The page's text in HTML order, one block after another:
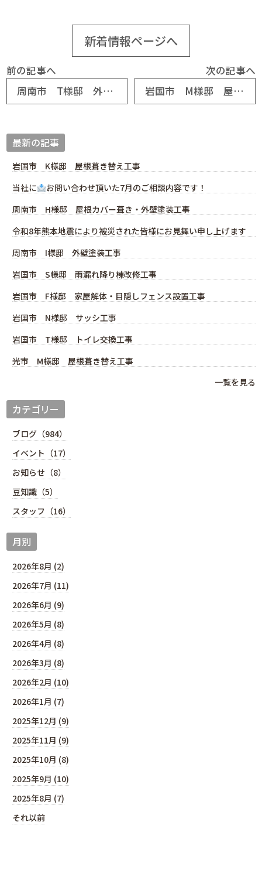
新着情報ページへ
前の記事へ
周南市 T様邸 外壁塗装工事
次の記事へ
岩国市 M様邸 屋根葺き替え工事
最新の記事
岩国市 K様邸 屋根葺き替え工事
当社に
お問い合わせ頂いた7月のご相談内容です！
周南市 H様邸 屋根カバー葺き・外壁塗装工事
令和8年熊本地震により被災された皆様にお見舞い申し上げます
周南市 I様邸 外壁塗装工事
岩国市 S様邸 雨漏れ降り棟改修工事
岩国市 F様邸 家屋解体・目隠しフェンス設置工事
岩国市 N様邸 サッシ工事
岩国市 T様邸 トイレ交換工事
光市 M様邸 屋根葺き替え工事
一覧を見る
カテゴリー
ブログ（984）
イベント（17）
お知らせ（8）
豆知識（5）
スタッフ（16）
月別
2026年8月 (2)
2026年7月 (11)
2026年6月 (9)
2026年5月 (8)
2026年4月 (8)
2026年3月 (8)
2026年2月 (10)
2026年1月 (7)
2025年12月 (9)
2025年11月 (9)
2025年10月 (8)
2025年9月 (10)
2025年8月 (7)
それ以前